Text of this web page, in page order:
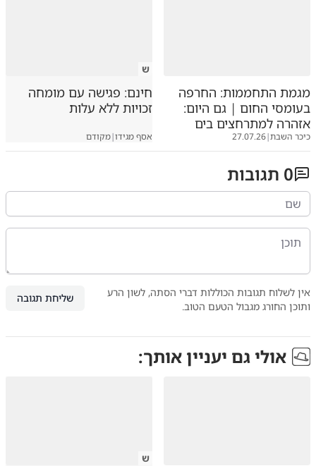
מגמת התחממות: החרפה
בעומסי החום | גם היום:
אזהרה למתרחצים בים
כיכר השבת|
27.07.26
ש
חינם: פגישה עם מומחה
זכויות ללא עלות
אסף מגידו|מקודם
0 תגובות
אין לשלוח תגובות הכוללות דברי הסתה, לשון הרע
ותוכן החורג מגבול הטעם הטוב.
שליחת תגובה
אולי גם יעניין אותך:
ש